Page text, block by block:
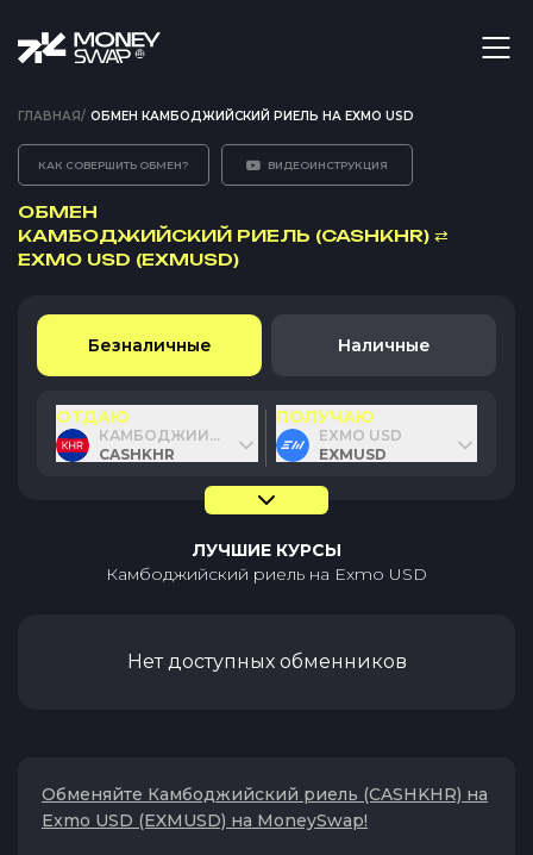
ГЛАВНАЯ/ ОБМЕН КАМБОДЖИЙСКИЙ РИЕЛЬ НА EXMO USD
КАК СОВЕРШИТЬ ОБМЕН? ВИДЕОИНСТРУКЦИЯ
ОБМЕН
КАМБОДЖИЙСКИЙ РИЕЛЬ (CASHKHR) ⇄
EXMO USD (EXMUSD)
Безналичные Наличные
ОТДАЮ
КАМБОДЖИЙСКИЙ РИЕЛЬ
CASHKHR
ПОЛУЧАЮ
EXMO USD
EXMUSD
ЛУЧШИЕ КУРСЫ
Камбоджийский риель на Exmo USD
Нет доступных обменников
Обменяйте Камбоджийский риель (CASHKHR) на
Exmo USD (EXMUSD) на MoneySwap!